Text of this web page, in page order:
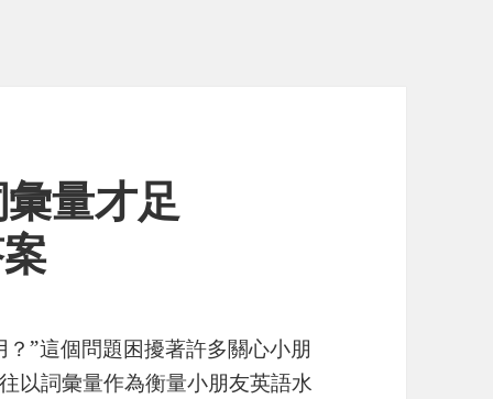
量才足
”這個問題困擾著許多關心小朋
以詞彙量作為衡量小朋友英語水